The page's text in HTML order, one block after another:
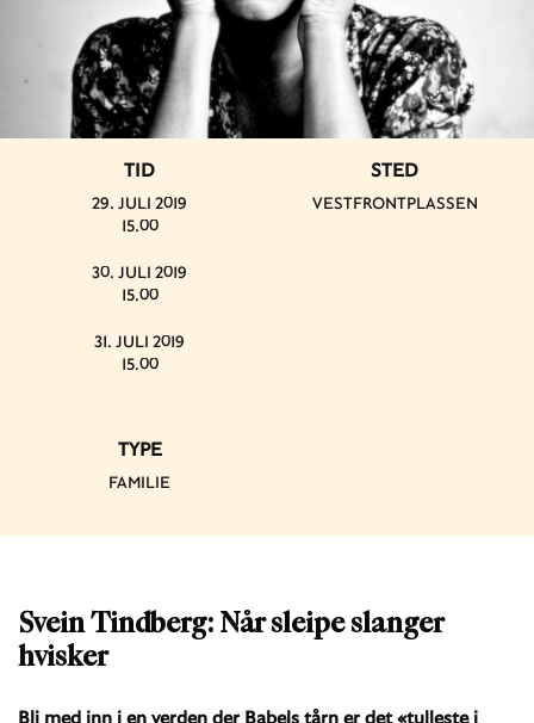
Svein Tindberg: Når sleipe slanger
hvisker
Bli med inn i en verden der Babels tårn er det «tullestei
TID
29. JULI 2019
15.00
30. JULI 2019
15.00
31. JULI 2019
15.00
STED
VESTFRONTPLASSEN
TYPE
FAMILIE